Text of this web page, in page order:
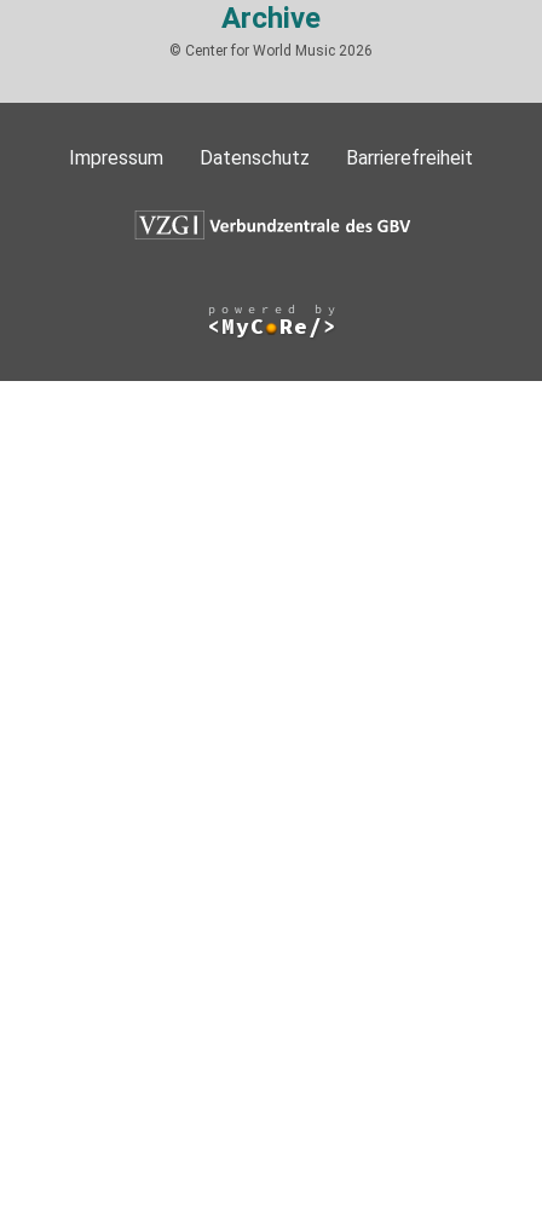
Archive
© Center for World Music 2026
Impressum Datenschutz Barrierefreiheit